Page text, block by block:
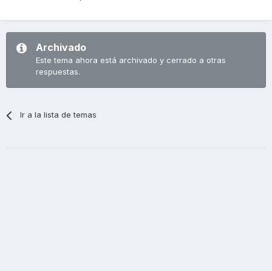
Archivado
Este tema ahora está archivado y cerrado a otras
respuestas.
Ir a la lista de temas